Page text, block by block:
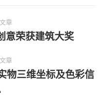
章
意荣获建筑大奖
章
物三维坐标及色彩信